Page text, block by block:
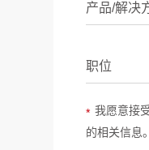
产品/解决
职位
* 我愿意接
的相关信息